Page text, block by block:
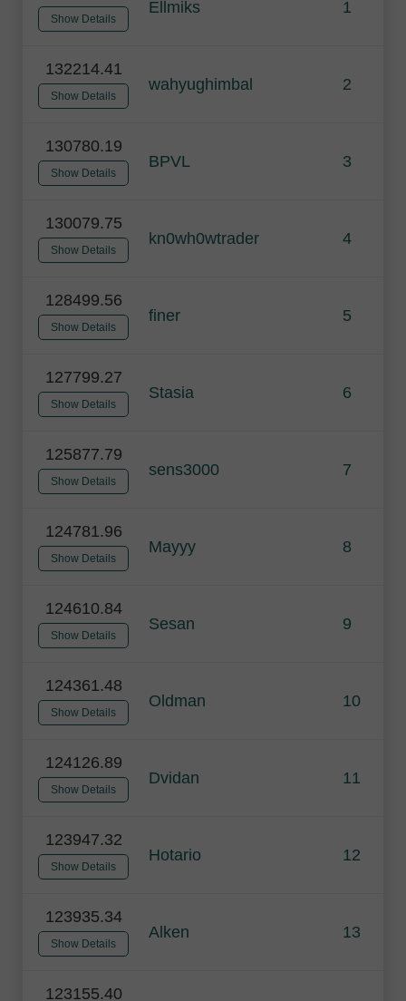
1
Ellmiks
Show Details
2
wahyughimbal
132214.41
Show Details
3
BPVL
130780.19
Show Details
4
kn0wh0wtrader
130079.75
Show Details
5
finer
128499.56
Show Details
6
Stasia
127799.27
Show Details
7
sens3000
125877.79
Show Details
8
Mayyy
124781.96
Show Details
9
Sesan
124610.84
Show Details
10
Oldman
124361.48
Show Details
11
Dvidan
124126.89
Show Details
12
Hotario
123947.32
Show Details
13
Alken
123935.34
Show Details
123155.40